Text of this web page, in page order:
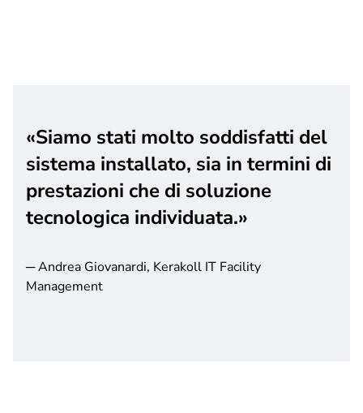
Siamo stati molto soddisfatti del
sistema installato, sia in termini di
prestazioni che di soluzione
tecnologica individuata.
─ Andrea Giovanardi, Kerakoll IT Facility
Management